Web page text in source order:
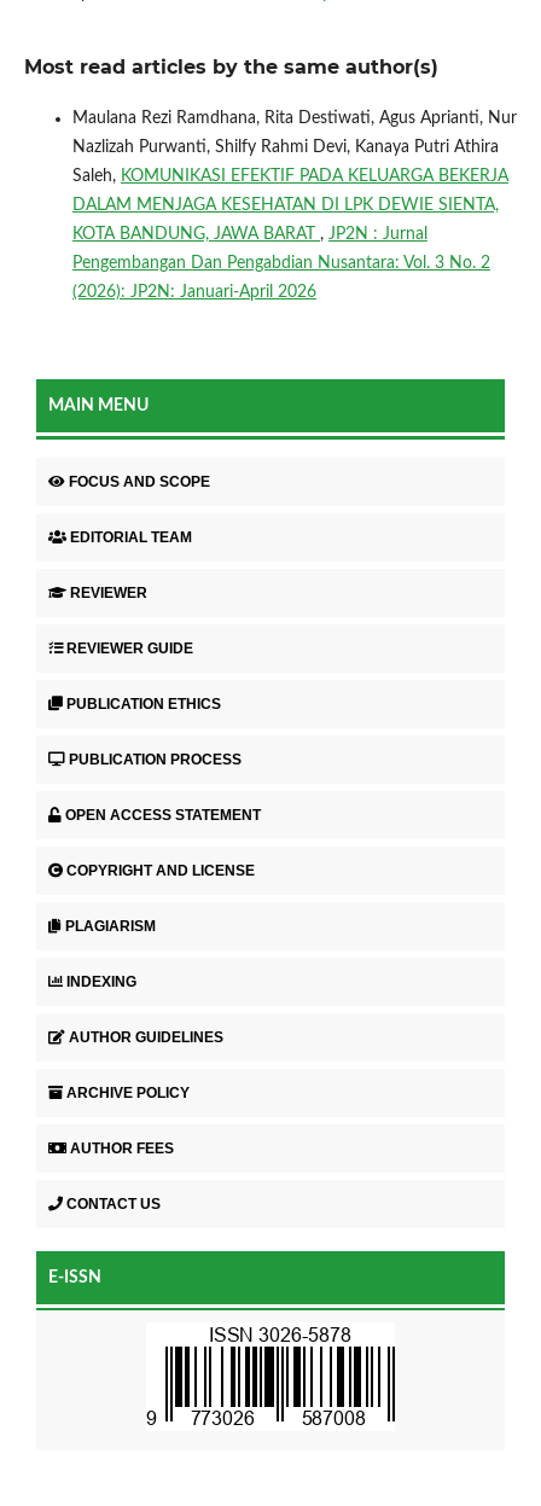
Most read articles by the same author(s)
Maulana Rezi Ramdhana, Rita Destiwati, Agus Aprianti, Nur
Nazlizah Purwanti, Shilfy Rahmi Devi, Kanaya Putri Athira
Saleh, KOMUNIKASI EFEKTIF PADA KELUARGA BEKERJA
DALAM MENJAGA KESEHATAN DI LPK DEWIE SIENTA,
KOTA BANDUNG, JAWA BARAT , JP2N : Jurnal
Pengembangan Dan Pengabdian Nusantara: Vol. 3 No. 2
(2026): JP2N: Januari-April 2026
MAIN MENU
FOCUS AND SCOPE
EDITORIAL TEAM
REVIEWER
REVIEWER GUIDE
PUBLICATION ETHICS
PUBLICATION PROCESS
OPEN ACCESS STATEMENT
COPYRIGHT AND LICENSE
PLAGIARISM
INDEXING
AUTHOR GUIDELINES
ARCHIVE POLICY
AUTHOR FEES
CONTACT US
E-ISSN